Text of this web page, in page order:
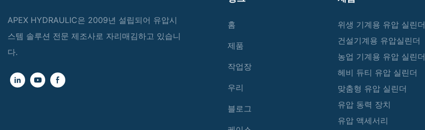
APEX HYDRAULIC은 2009년 설립되어 유압시
스템 솔루션 전문 제조사로 자리매김하고 있습니
다.
홈
제품
작업장
우리
블로그
위생 기계용 유압 실린더
건설기계용 유압실린더
농업 기계용 유압 실린더
헤비 듀티 유압 실린더
맞춤형 유압 실린더
유압 동력 장치
유압 액세서리